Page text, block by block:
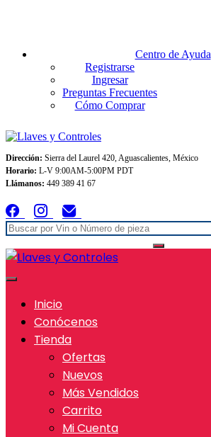
Centro de Ayuda
Registrarse
Ingresar
Preguntas Frecuentes
Cómo Comprar
Dirección: Sierra del Laurel 420, Aguascalientes, México
Horario: L-V 9:00AM-5:00PM PDT
Llámanos: 449 389 41 67
Inicio
Conócenos
Tienda
Ofertas
Nuevos
Más Vendidos
Carrito
Mi Cuenta